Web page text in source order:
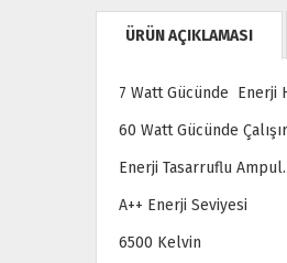
ÜRÜN AÇIKLAMASI
7 Watt Gücünde Enerji
60 Watt Gücünde
Enerji Tasarruflu Ampul.
A++ Enerji Seviyesi
6500 Kelvin